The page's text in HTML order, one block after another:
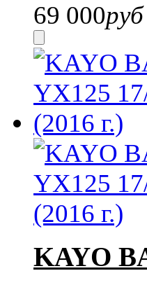
69 000руб
KAYO